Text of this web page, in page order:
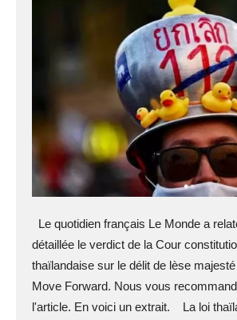
Le quotidien français Le Monde a
détaillée le verdict de la Cour
thaïlandaise sur le délit de lèse
Move Forward. Nous vous
l'article. En voici un extrait. La loi